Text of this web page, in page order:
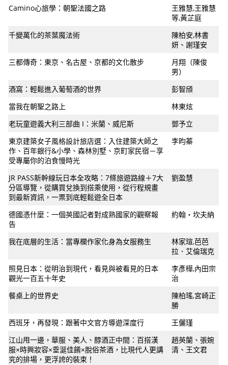
Camino心旅學：朝聖法國之路
王雅慧,王雅慧
等,黃芷庭
千變萬化的茶葉魔法術
陳柏安,林書
妍、謝瑾安
三都傳奇：東京、名古屋、京都的文化散步
月翔（陳俊
男）
酒窩：輕鬆進入葡萄酒的世界
彭智頎
當我在朝聖之路上
林東炫
老玩童遊義大利三部曲 I：米蘭、威尼斯
鄧予立
東京建築女子風格設計旅店選：入住建築大師之
作、百年銀行&小學、森林別墅、京町家民宿－享
受專屬你的泊食慢時光
李昀蓁
JR PASS新幹線玩日本全攻略：7條旅遊路線＋7大
分區導覽，從購買兌換到搭乘使用，從行程規畫
到最新資訊，一票到底輕鬆遊全日本
劉盈慧
德國憑什麼：一個英國記者對成熟國家的觀察報
告
約翰‧坎夫納
我在底層的生活：當專欄作家化身為女服務生
林家瑄,芭芭
拉．艾倫瑞克
照見日本：從明治到現代，看見與被看見的日本
觀光一百五十年史
李彥樺,內田宗
治
餐桌上的世界史
陳柏瑤,宮崎正
勝
西班牙，再發現：跟著中文官方導遊深度行
王儷瑾
江山甩一邊，華服、美人、醇酒正中間：百搭漢
服×時興妝容×垂涎佳餚×脫俗茶酒，比現代人更講
究的排場，更浮誇的裝束！
趙英蘭、張婉
清、王文君